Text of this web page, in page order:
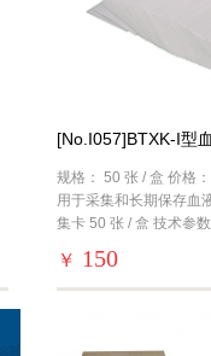
[No.I057]BTXK-I型
规格： 50 张 / 盒 价格
用于采集和长期保存血
集卡 50 张 / 盒 技术参
25m
￥ 150